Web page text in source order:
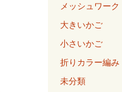
メッシュワーク
大きいかご
小さいかご
折りカラー編み
未分類